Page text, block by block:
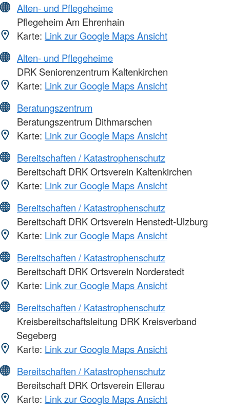
Alten- und Pflegeheime
Pflegeheim Am Ehrenhain
Karte: Link zur Google Maps Ansicht
Alten- und Pflegeheime
DRK Seniorenzentrum Kaltenkirchen
Karte: Link zur Google Maps Ansicht
Beratungszentrum
Beratungszentrum Dithmarschen
Karte: Link zur Google Maps Ansicht
Bereitschaften / Katastrophenschutz
Bereitschaft DRK Ortsverein Kaltenkirchen
Karte: Link zur Google Maps Ansicht
Bereitschaften / Katastrophenschutz
Bereitschaft DRK Ortsverein Henstedt-Ulzburg
Karte: Link zur Google Maps Ansicht
Bereitschaften / Katastrophenschutz
Bereitschaft DRK Ortsverein Norderstedt
Karte: Link zur Google Maps Ansicht
Bereitschaften / Katastrophenschutz
Kreisbereitschaftsleitung DRK Kreisverband
Segeberg
Karte: Link zur Google Maps Ansicht
Bereitschaften / Katastrophenschutz
Bereitschaft DRK Ortsverein Ellerau
Karte: Link zur Google Maps Ansicht